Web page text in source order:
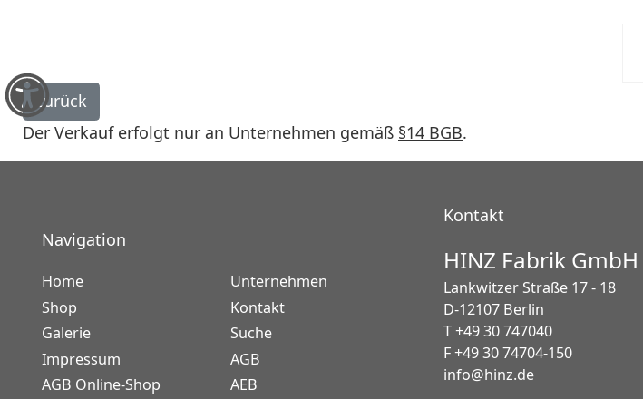
Der Verkauf erfolgt nur an Unternehmen gemäß §14 BGB.
Navigation
Home
Unternehmen
Shop
Kontakt
Galerie
Suche
Impressum
AGB
AGB Online-Shop
AEB
Kontakt
HINZ Fabrik GmbH
Lankwitzer Straße 17 - 18
D-12107 Berlin
T +49 30 747040
F +49 30 74704-150
info@hinz.de